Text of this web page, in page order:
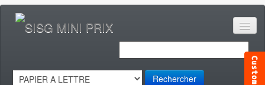
Rechercher